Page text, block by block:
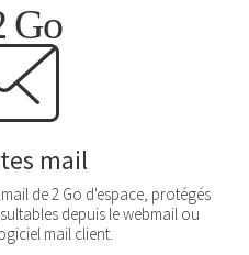
mail
de 2 Go d'espace, protégés
depuis le webmail ou
mail client.